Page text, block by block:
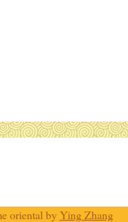
oriental by Ying Zhang